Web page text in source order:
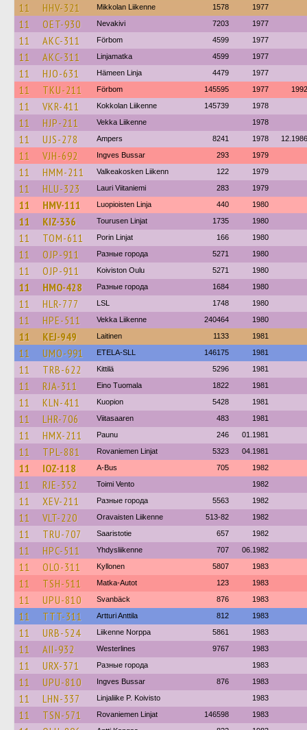
11 HHV-321 Mikkolan Liikenne 1578 1977
11 OET-930 Nevakivi 7203 1977
11 AKC-311 Förbom 4599 1977
11 AKC-311 Linjamatka 4599 1977
11 HJO-631 Hämeen Linja 4479 1977
11 TKU-211 Förbom 145595 1977 1992
11 VKR-411 Kokkolan Liikenne 145739 1978
11 HJP-211 Vekka Liikenne 1978
11 UJS-278 Ampers 8241 1978 12.1986
11 VJH-692 Ingves Bussar 293 1979
11 HMM-211 Valkeakosken Liikenn 122 1979
11 HLU-323 Lauri Viitaniemi 283 1979
11 HMV-111 Luopioisten Linja 440 1980
11 KIZ-336 Tourusen Linjat 1735 1980
11 TOM-611 Porin Linjat 166 1980
11 OJP-911 Разные города 5271 1980
11 OJP-911 Koiviston Oulu 5271 1980
11 HMO-428 Разные города 1684 1980
11 HLR-777 LSL 1748 1980
11 HPE-511 Vekka Liikenne 240464 1980
11 KEJ-949 Laitinen 1133 1981
11 UMO-991 ETELA-SLL 146175 1981
11 TRB-622 Kittilä 5296 1981
11 RJA-311 Eino Tuomala 1822 1981
11 KLN-411 Kuopion 5428 1981
11 LHR-706 Viitasaaren 483 1981
11 HMX-211 Paunu 246 01.1981
11 TPL-881 Rovaniemen Linjat 5323 04.1981
11 IOZ-118 A-Bus 705 1982
11 RJE-352 Toimi Vento 1982
11 XEV-211 Разные города 5563 1982
11 VLT-220 Oravaisten Liikenne 513-82 1982
11 TRU-707 Saaristotie 657 1982
11 HPC-511 Yhdysliikenne 707 06.1982
11 OLO-311 Kyllonen 5807 1983
11 TSH-511 Matka-Autot 123 1983
11 UPU-810 Svanbäck 876 1983
11 TTT-311 Artturi Anttila 812 1983
11 URB-524 Liikenne Norppa 5861 1983
11 AII-932 Westerlines 9767 1983
11 URX-371 Разные города 1983
11 UPU-810 Ingves Bussar 876 1983
11 LHN-337 Linjaliike P. Koivisto 1983
11 TSN-571 Rovaniemen Linjat 146598 1983